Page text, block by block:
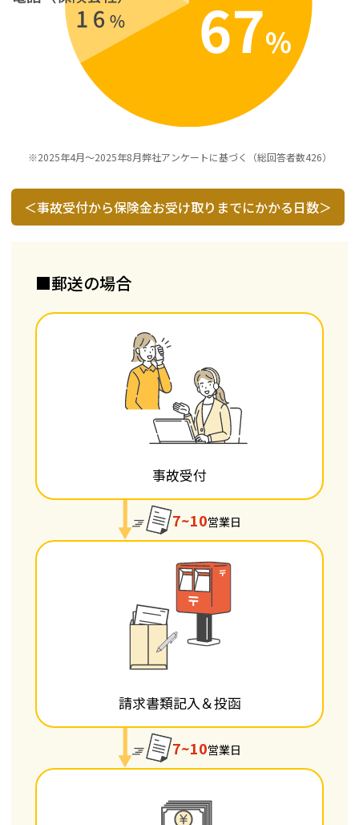
※2025年4月～2025年8月弊社アンケートに基づく（総回答者数426）
＜事故受付から保険金お受け取りまでにかかる日数＞
■郵送の場合
事故受付
7~10営業日
請求書類記入＆投函
7~10営業日